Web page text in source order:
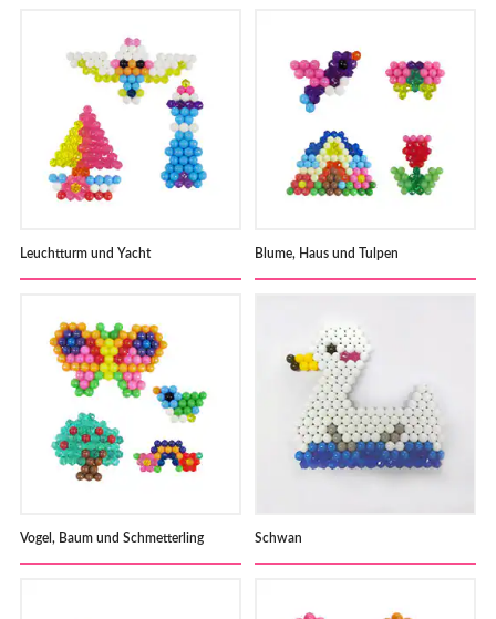
Leuchtturm und Yacht Blume, Haus und Tulpen
Vogel, Baum und Schmetterling Schwan